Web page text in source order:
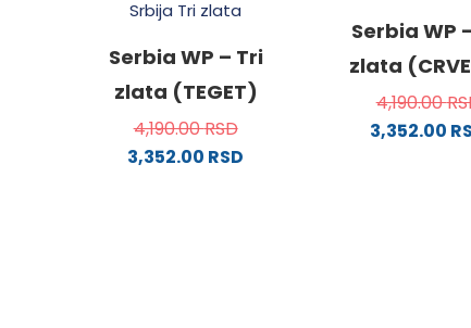
Serbia WP – Tri
zlata (TEGET)
4,190.00RSD
3,352.00 RSD
Serbia WP
zlata
4,190.00
3,352.00